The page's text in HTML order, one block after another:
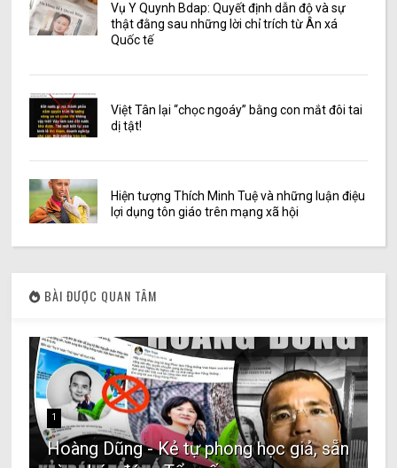
Vụ Y Quynh Bdap: Quyết định dẫn độ và sự
thật đằng sau những lời chỉ trích từ Ân xá
Quốc tế
Việt Tân lại “chọc ngoáy” bằng con mắt đôi tai
dị tật!
Hiện tượng Thích Minh Tuệ và những luận điệu
lợi dụng tôn giáo trên mạng xã hội
BÀI ĐƯỢC QUAN TÂM
1
Hoàng Dũng - Kẻ tự phong học giả, sẵn